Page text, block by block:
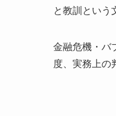
と教訓という
金融危機・バ
度、実務上の